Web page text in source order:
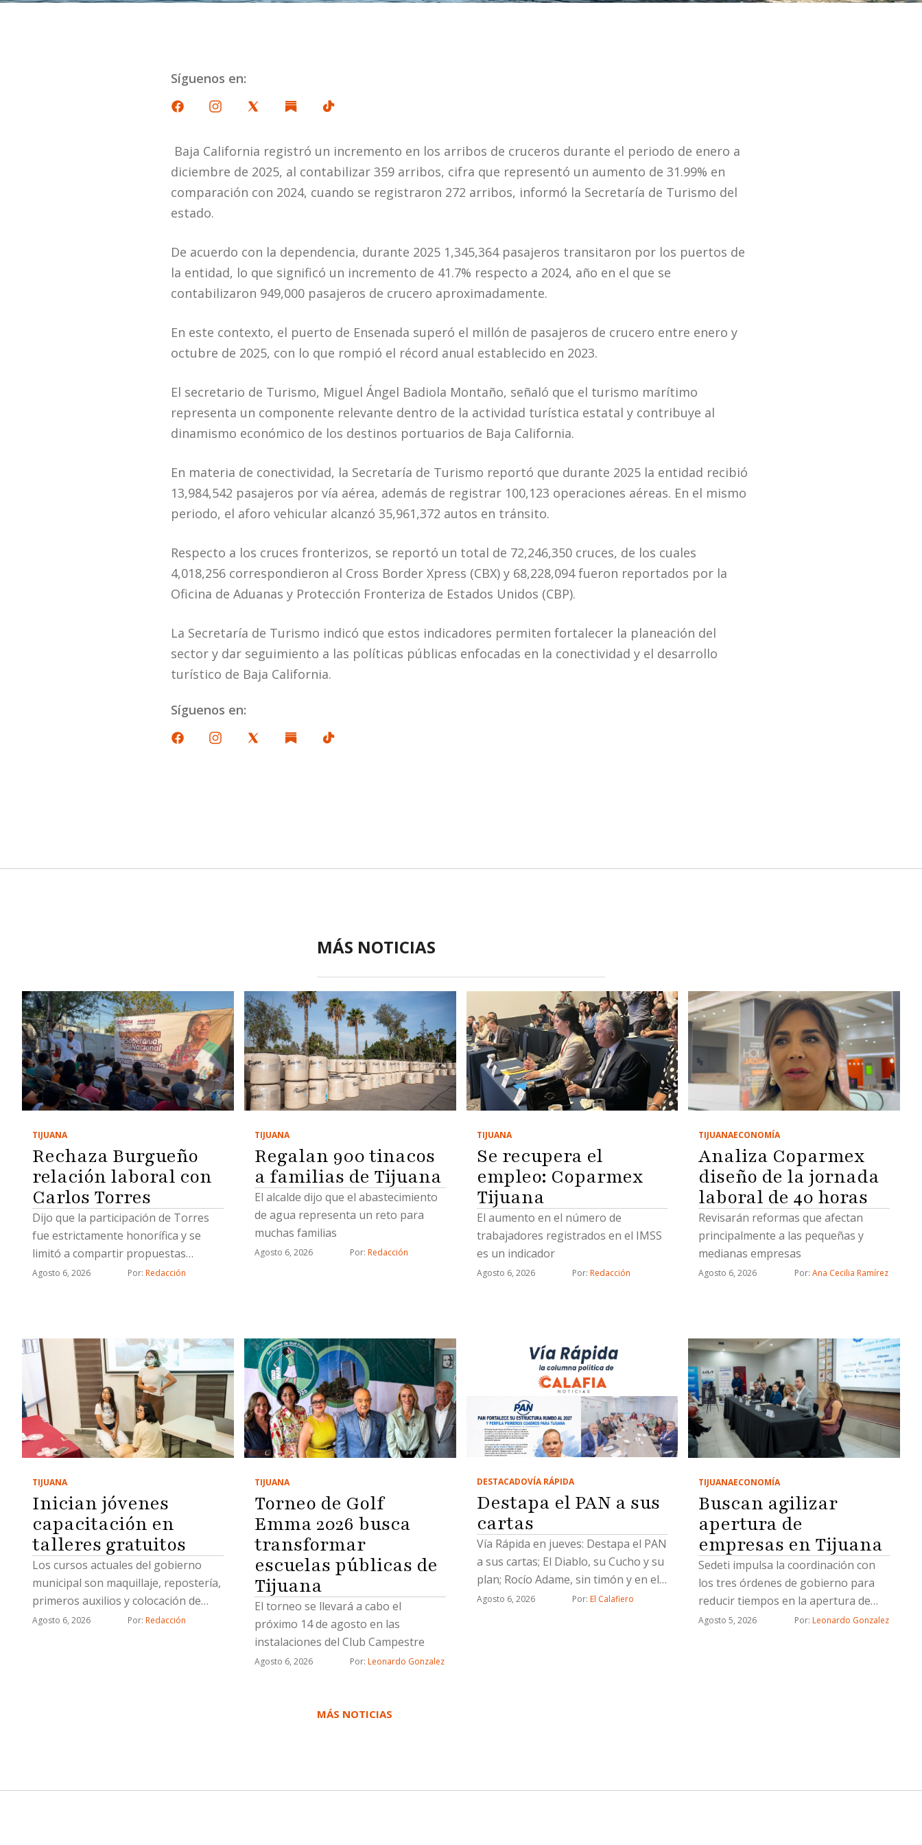
Síguenos en:
Baja California registró un incremento en los arribos de cruceros durante el periodo de enero a
diciembre de 2025, al contabilizar 359 arribos, cifra que representó un aumento de 31.99% en
comparación con 2024, cuando se registraron 272 arribos, informó la Secretaría de Turismo del
estado.
De acuerdo con la dependencia, durante 2025 1,345,364 pasajeros transitaron por los puertos de
la entidad, lo que significó un incremento de 41.7% respecto a 2024, año en el que se
contabilizaron 949,000 pasajeros de crucero aproximadamente.
En este contexto, el puerto de Ensenada superó el millón de pasajeros de crucero entre enero y
octubre de 2025, con lo que rompió el récord anual establecido en 2023.
El secretario de Turismo, Miguel Ángel Badiola Montaño, señaló que el turismo marítimo
representa un componente relevante dentro de la actividad turística estatal y contribuye al
dinamismo económico de los destinos portuarios de Baja California.
En materia de conectividad, la Secretaría de Turismo reportó que durante 2025 la entidad recibió
13,984,542 pasajeros por vía aérea, además de registrar 100,123 operaciones aéreas. En el mismo
periodo, el aforo vehicular alcanzó 35,961,372 autos en tránsito.
Respecto a los cruces fronterizos, se reportó un total de 72,246,350 cruces, de los cuales
4,018,256 correspondieron al Cross Border Xpress (CBX) y 68,228,094 fueron reportados por la
Oficina de Aduanas y Protección Fronteriza de Estados Unidos (CBP).
La Secretaría de Turismo indicó que estos indicadores permiten fortalecer la planeación del
sector y dar seguimiento a las políticas públicas enfocadas en la conectividad y el desarrollo
turístico de Baja California.
Síguenos en:
MÁS NOTICIAS
TIJUANA
Rechaza Burgueño
relación laboral con
Carlos Torres
Dijo que la participación de Torres
fue estrictamente honorífica y se
limitó a compartir propuestas
relacionadas con proyectos
Agosto 6, 2026 Por: Redacción
TIJUANA
Regalan 900 tinacos
a familias de Tijuana
El alcalde dijo que el abastecimiento
de agua representa un reto para
muchas familias
Agosto 6, 2026 Por: Redacción
TIJUANA
Se recupera el
empleo: Coparmex
Tijuana
El aumento en el número de
trabajadores registrados en el IMSS
es un indicador
Agosto 6, 2026 Por: Redacción
TIJUANAECONOMÍA
Analiza Coparmex
diseño de la jornada
laboral de 40 horas
Revisarán reformas que afectan
principalmente a las pequeñas y
medianas empresas
Agosto 6, 2026 Por: Ana Cecilia Ramírez
TIJUANA
Inician jóvenes
capacitación en
talleres gratuitos
Los cursos actuales del gobierno
municipal son maquillaje, repostería,
primeros auxilios y colocación de
uñas acrílicas
Agosto 6, 2026 Por: Redacción
TIJUANA
Torneo de Golf
Emma 2026 busca
transformar
escuelas públicas de
Tijuana
El torneo se llevará a cabo el
próximo 14 de agosto en las
instalaciones del Club Campestre
Agosto 6, 2026 Por: Leonardo Gonzalez
DESTACADOVÍA RÁPIDA
Destapa el PAN a sus
cartas
Vía Rápida en jueves: Destapa el PAN
a sus cartas; El Diablo, su Cucho y su
plan; Rocío Adame, sin timón y en el
delirio y un Socavón naranja de
Agosto 6, 2026 Por: El Calafiero
TIJUANAECONOMÍA
Buscan agilizar
apertura de
empresas en Tijuana
Sedeti impulsa la coordinación con
los tres órdenes de gobierno para
reducir tiempos en la apertura de
nuevos negocios
Agosto 5, 2026 Por: Leonardo Gonzalez
MÁS NOTICIAS